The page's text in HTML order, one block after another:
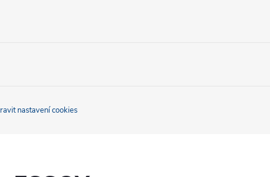
nastavení cookies